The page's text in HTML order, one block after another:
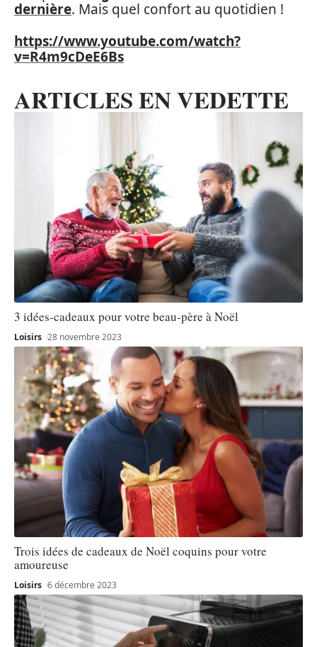
dernière. Mais quel confort au quotidien !
https://www.youtube.com/watch?
v=R4m9cDeE6Bs
ARTICLES EN VEDETTE
3 idées-cadeaux pour votre beau-père à Noël
Loisirs 28 novembre 2023
Trois idées de cadeaux de Noël coquins pour votre
amoureuse
Loisirs 6 décembre 2023